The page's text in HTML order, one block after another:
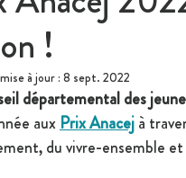
!
à jour : 8 sept. 2022
départemental des
aux Prix Anacej à
du vivre-ensemble